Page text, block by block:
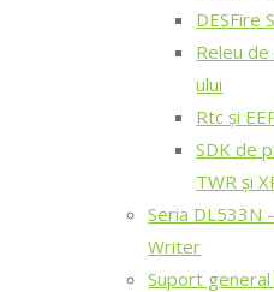
DESFire
Releu
ului
Rtc și
SDK de
TWR și
Seria DL533N
Writer
Suport